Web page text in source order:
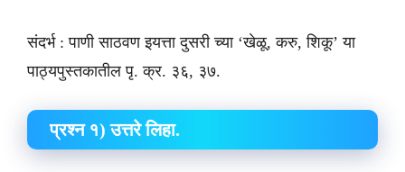
संदर्भ : पाणी साठवण इयत्ता दुसरी च्या ‘खेळू, करु, शिकू’ या
पाठ्यपुस्तकातील पृ. क्र. ३६, ३७.
प्रश्न १) उत्तरे लिहा.